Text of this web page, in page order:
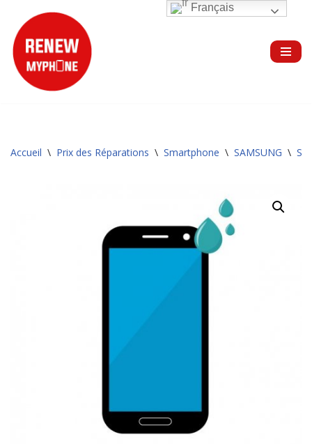
Aller
au
contenu
Accueil \ Prix des Réparations \ Smartphone \ SAMSUNG \
Français